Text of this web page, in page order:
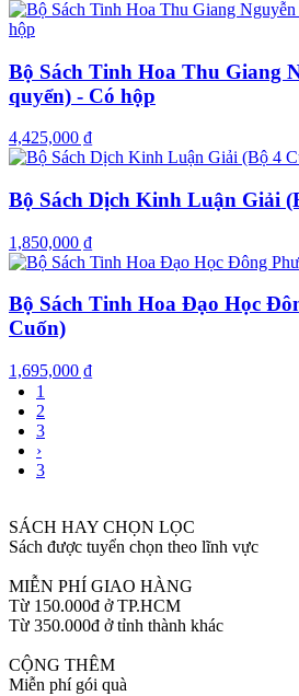
Bộ Sách Tinh Hoa Thu Giang
quyển) - Có hộp
4,425,000 ₫
Bộ Sách Dịch Kinh Luận Giải
1,850,000 ₫
Bộ Sách Tinh Hoa Đạo Học
Cuốn)
1,695,000 ₫
1
2
3
›
3
SÁCH HAY CHỌN LỌC
Sách được tuyển chọn theo lĩnh vực
MIỄN PHÍ GIAO HÀNG
Từ 150.000đ ở TP.HCM
Từ 350.000đ ở tỉnh thành khác
CỘNG THÊM
Miễn phí gói quà